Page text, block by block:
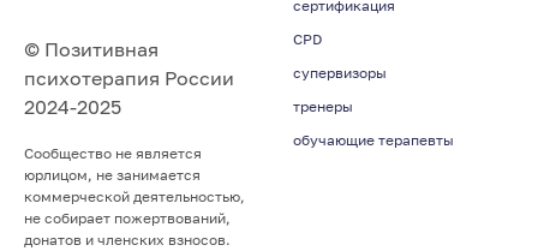
© Позитивная
психотерапия России
2024-2025
Сообщество не является
юрлицом, не занимается
коммерческой деятельностью,
не собирает пожертвований,
донатов и членских взносов.
сертификация
CPD
супервизоры
тренеры
обучающие терапевты